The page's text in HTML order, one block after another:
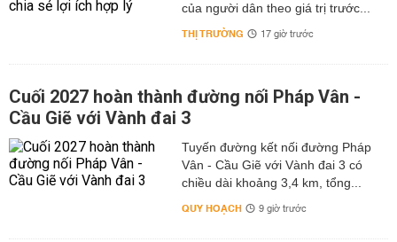
của người dân theo giá trị trước...
THỊ TRƯỜNG 17 giờ trước
Cuối 2027 hoàn thành đường nối Pháp Vân -
Cầu Giẽ với Vành đai 3
Tuyến đường kết nối đường Pháp
Vân - Cầu Giẽ với Vành đai 3 có
chiều dài khoảng 3,4 km, tổng...
QUY HOẠCH 9 giờ trước